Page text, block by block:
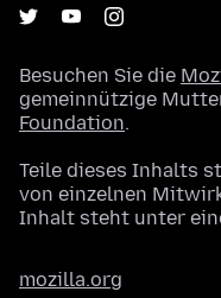
Besuchen Sie die
gemeinnützige
Foundation.
Teile dieses Inhalts
von einzelnen
Inhalt steht unter
mozilla.org